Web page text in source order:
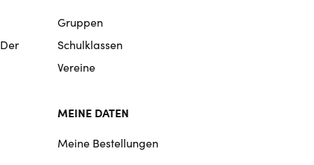
Gruppen
Schulklassen
Vereine
MEINE DATEN
Meine Bestellungen